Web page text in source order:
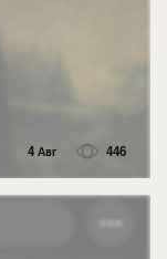
4 Авг 446